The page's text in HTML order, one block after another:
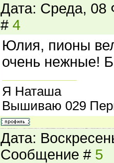
Дата: Среда, 08
# 4
Юлия, пионы
очень нежные!
Я Наташа
Вышиваю 029
Дата:
Сообщение # 5